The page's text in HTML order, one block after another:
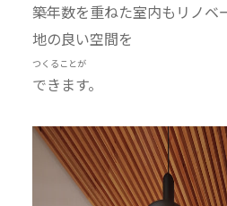
築年数を重ねた室内もリノベ
地の良い空間を
つくることが
できます。